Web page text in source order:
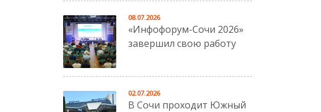
«Инфофорум-Сочи 2026»
завершил свою работу
08.07.2026
В Сочи проходит Южный
02.07.2026